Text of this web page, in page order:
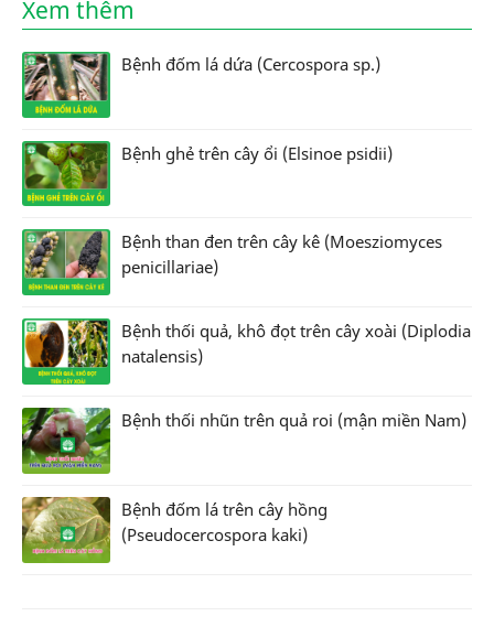
Xem thêm
Bệnh đốm lá dứa (Cercospora sp.)
Bệnh ghẻ trên cây ổi (Elsinoe psidii)
Bệnh than đen trên cây kê (Moesziomyces
penicillariae)
Bệnh thối quả, khô đọt trên cây xoài (Diplodia
natalensis)
Bệnh thối nhũn trên quả roi (mận miền Nam)
Bệnh đốm lá trên cây hồng
(Pseudocercospora kaki)